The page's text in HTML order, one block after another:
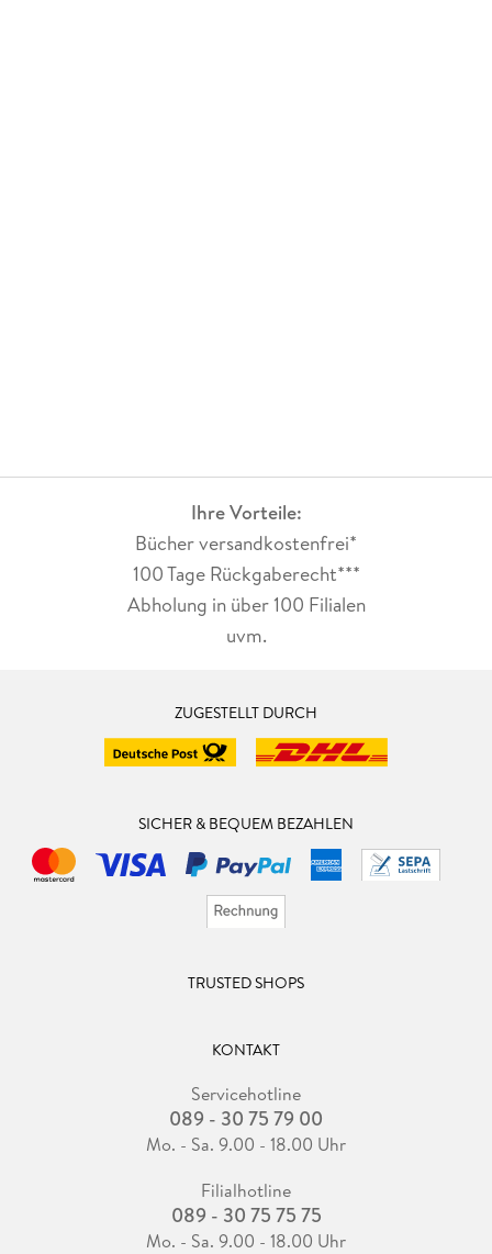
Ihre Vorteile:
Bücher versandkostenfrei*
100 Tage Rückgaberecht***
Abholung in über 100 Filialen
uvm.
ZUGESTELLT DURCH
SICHER & BEQUEM BEZAHLEN
TRUSTED SHOPS
KONTAKT
Servicehotline
089 - 30 75 79 00
Mo. - Sa. 9.00 - 18.00 Uhr
Filialhotline
089 - 30 75 75 75
Mo. - Sa. 9.00 - 18.00 Uhr